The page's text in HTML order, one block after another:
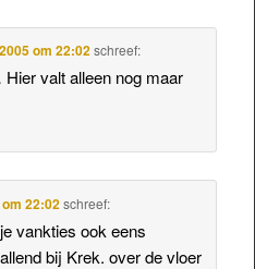
om 22:02 schreef:
valt alleen nog maar
22:02 schreef:
vankties ook eens
bij Krek. over de vloer